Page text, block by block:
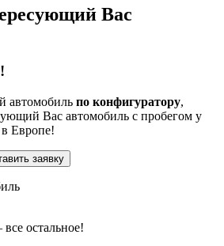
Вас
автомобиль по конфигуратору,
Вас автомобиль с пробегом у
Европе!
заявку
остальное!